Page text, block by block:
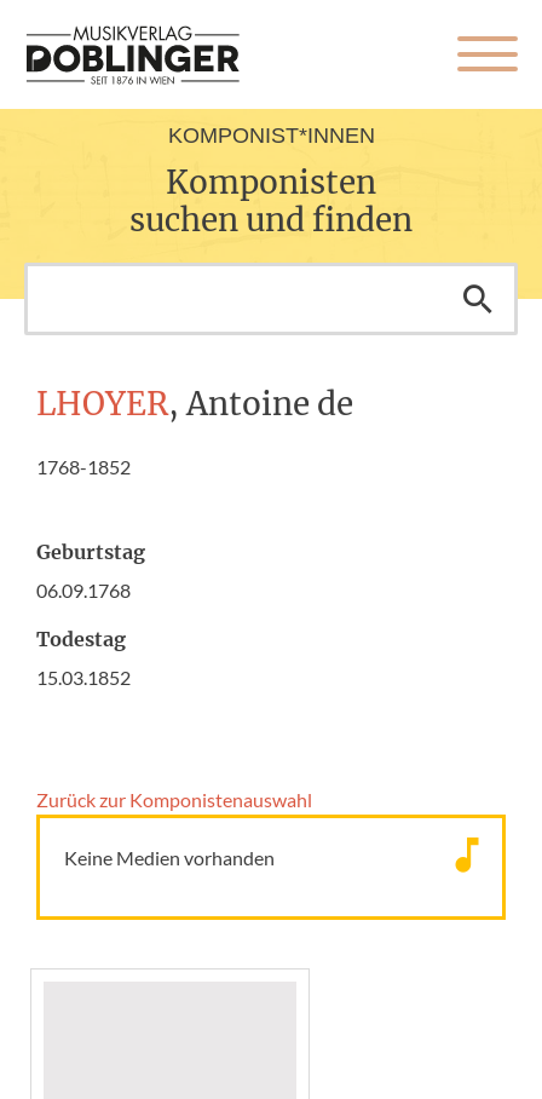
KOMPONIST*INNEN
Komponisten
suchen und finden
LHOYER, Antoine de
1768-1852
Geburtstag
06.09.1768
Todestag
15.03.1852
Zurück zur Komponisten­auswahl
Keine Medien vorhanden